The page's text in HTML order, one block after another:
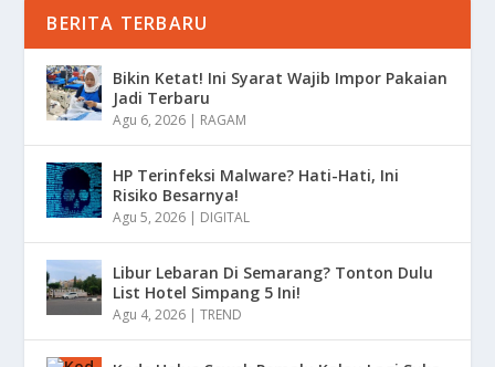
BERITA TERBARU
Bikin Ketat! Ini Syarat Wajib Impor Pakaian
Jadi Terbaru
Agu 6, 2026 | RAGAM
HP Terinfeksi Malware? Hati-Hati, Ini
Risiko Besarnya!
Agu 5, 2026 | DIGITAL
Libur Lebaran Di Semarang? Tonton Dulu
List Hotel Simpang 5 Ini!
Agu 4, 2026 |TREND